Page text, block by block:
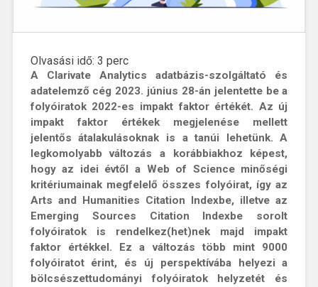
Olvasási idő: 3 perc
A Clarivate Analytics adatbázis-szolgáltató és
adatelemző cég 2023. június 28-án jelentette be a
folyóiratok 2022-es impakt faktor értékét. Az új
impakt faktor értékek megjelenése mellett
jelentős átalakulásoknak is a tanúi lehetünk. A
legkomolyabb változás a korábbiakhoz képest,
hogy az idei évtől a Web of Science minőségi
kritériumainak megfelelő összes folyóirat, így az
Arts and Humanities Citation Indexbe, illetve az
Emerging Sources Citation Indexbe sorolt
folyóiratok is rendelkez(het)nek majd impakt
faktor értékkel. Ez a változás több mint 9000
folyóiratot érint, és új perspektívába helyezi a
bölcsészettudományi folyóiratok helyzetét és